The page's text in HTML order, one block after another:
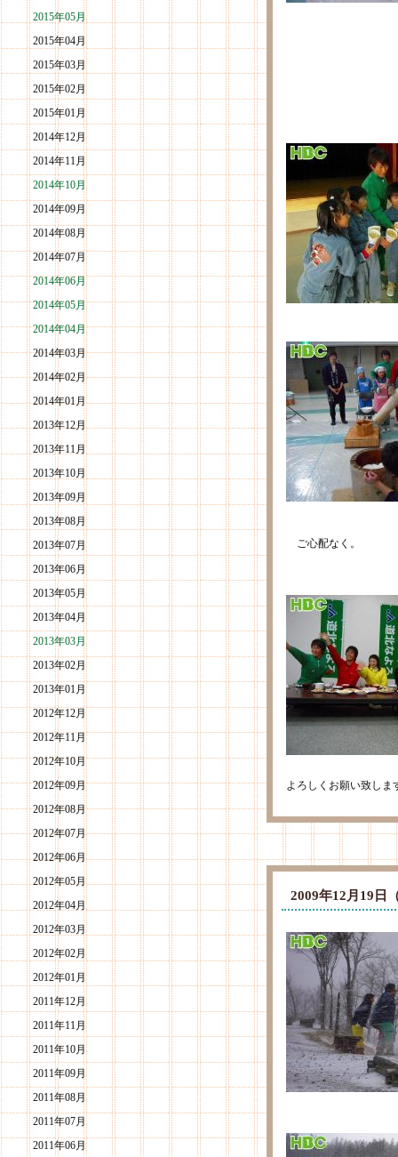
2015年05月
2015年04月
2015年03月
2015年02月
2015年01月
2014年12月
2014年11月
2014年10月
2014年09月
2014年08月
2014年07月
2014年06月
2014年05月
2014年04月
2014年03月
2014年02月
2014年01月
2013年12月
2013年11月
2013年10月
2013年09月
2013年08月
2013年07月
2013年06月
2013年05月
2013年04月
2013年03月
2013年02月
2013年01月
2012年12月
2012年11月
2012年10月
2012年09月
2012年08月
2012年07月
2012年06月
2012年05月
2012年04月
2012年03月
2012年02月
2012年01月
2011年12月
2011年11月
2011年10月
2011年09月
2011年08月
2011年07月
2011年06月
ご心配なく。
よろしくお願い致しま
2009年12月19